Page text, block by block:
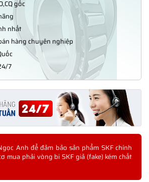
gốc
nhất
hàng chuyên nghiệp
7
Anh để đảm bảo sản phẩm SKF chính
mua phải vòng bi SKF giả (fake) kém chất